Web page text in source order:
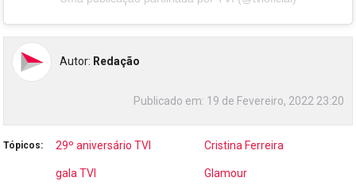
Autor: Redação
Publicado em: 19 de Fevereiro, 2022 23:20
Tópicos: 29º aniversário TVI Cristina Ferreira
gala TVI Glamour